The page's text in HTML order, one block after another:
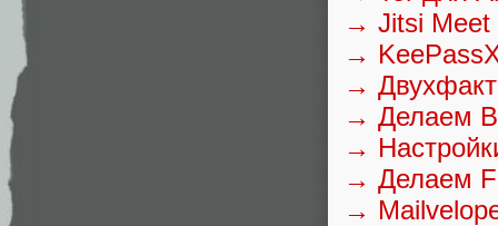
→ Jitsi Meet
→
→
→ Делаем
→
→ Делаем
→